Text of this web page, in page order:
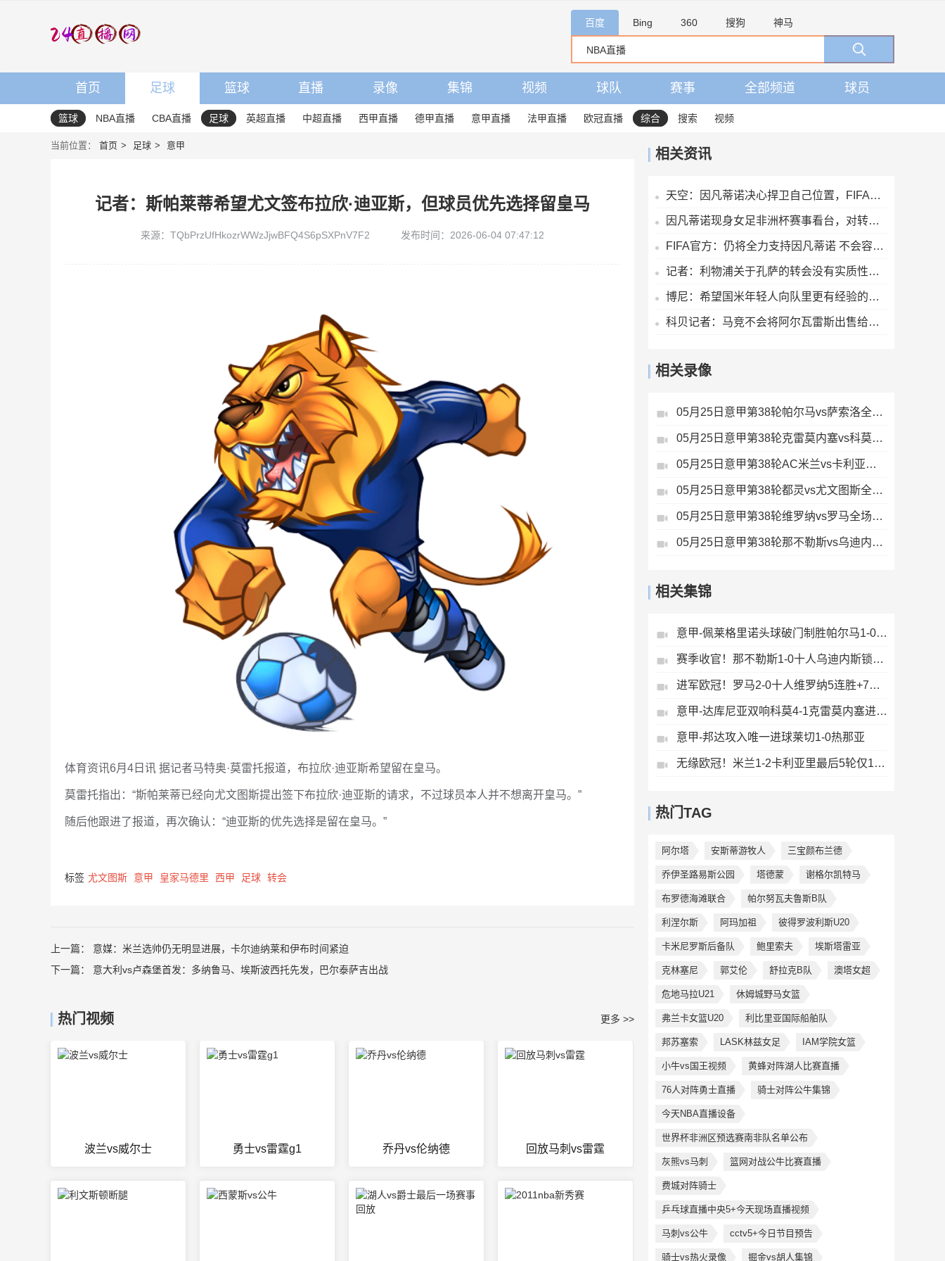
百度 Bing 360 搜狗 神马
首页 足球 篮球 直播 录像 集锦 视频 球队 赛事 全部频道 球员
篮球 NBA直播 CBA直播 足球 英超直播 中超直播 西甲直播 德甲直播 意甲直播 法甲直播 欧冠直播 综合 搜索 视频
当前位置： 首页 足球 意甲
记者：斯帕莱蒂希望尤文签布拉欣·迪亚斯，但球员优先选择留皇马
来源：TQbPrzUfHkozrWWzJjwBFQ4S6pSXPnV7F2 发布时间：2026-06-04 07:47:12
体育资讯6月4日讯 据记者马特奥·莫雷托报道，布拉欣·迪亚斯希望留在皇马。
莫雷托指出：“斯帕莱蒂已经向尤文图斯提出签下布拉欣·迪亚斯的请求，不过球员本人并不想离开皇马。”
随后他跟进了报道，再次确认：“迪亚斯的优先选择是留在皇马。”
标签 尤文图斯 意甲 皇家马德里 西甲 足球 转会
上一篇： 意媒：米兰选帅仍无明显进展，卡尔迪纳莱和伊布时间紧迫
下一篇： 意大利vs卢森堡首发：多纳鲁马、埃斯波西托先发，巴尔泰萨吉出战
热门视频 更多 >>
波兰vs威尔士 勇士vs雷霆g1 乔丹vs伦纳德 回放马刺vs雷霆
相关资讯
天空：因凡蒂诺决心捍卫自己位置，FIFA委员会公开致信表达支持
因凡蒂诺现身女足非洲杯赛事看台，对转播镜头面带笑容挥手致意
FIFA官方：仍将全力支持因凡蒂诺 不会容忍外界对FIFA诚信的攻击
记者：利物浦关于孔萨的转会没有实质性进展，除非球员转会费降低
博尼：希望国米年轻人向队里更有经验的球员学习，不断成长并立足
科贝记者：马竞不会将阿尔瓦雷斯出售给巴萨，无论价格如何
相关录像
05月25日意甲第38轮帕尔马vs萨索洛全场录像
05月25日意甲第38轮克雷莫内塞vs科莫全场录像
05月25日意甲第38轮AC米兰vs卡利亚里全场录像
05月25日意甲第38轮都灵vs尤文图斯全场录像
05月25日意甲第38轮维罗纳vs罗马全场录像
05月25日意甲第38轮那不勒斯vs乌迪内斯全场录像
相关集锦
意甲-佩莱格里诺头球破门制胜帕尔马1-0萨索洛
赛季收官！那不勒斯1-0十人乌迪内斯锁定第二丁丁助攻霍伊伦制胜
进军欧冠！罗马2-0十人维罗纳5连胜+7轮不败第3收官迪巴拉2助攻
意甲-达库尼亚双响科莫4-1克雷莫内塞进欧冠
意甲-邦达攻入唯一进球莱切1-0热那亚
无缘欧冠！米兰1-2卡利亚里最后5轮仅1胜萨勒马科尔斯闪击难救主
热门TAG
阿尔塔 安斯蒂游牧人 三宝颜布兰德
乔伊圣路易斯公园 塔德蒙 谢格尔凯特马
布罗德海滩联合 帕尔努瓦夫鲁斯B队
利涅尔斯 阿玛加祖 彼得罗波利斯U20
卡米尼罗斯后备队 鲍里索夫 埃斯塔雷亚
克林塞尼 郭艾伦 舒拉克B队 澳塔女超
危地马拉U21 休姆城野马女篮
弗兰卡女篮U20 利比里亚国际船舶队
邦苏塞索 LASK林兹女足 IAM学院女篮
小牛vs国王视频 黄蜂对阵湖人比赛直播
76人对阵勇士直播 骑士对阵公牛集锦
今天NBA直播设备
世界杯非洲区预选赛南非队名单公布
灰熊vs马刺 篮网对战公牛比赛直播
费城对阵骑士
乒乓球直播中央5+今天现场直播视频
马刺vs公牛 cctv5+今日节目预告
骑士vs热火录像 掘金vs胡人集锦